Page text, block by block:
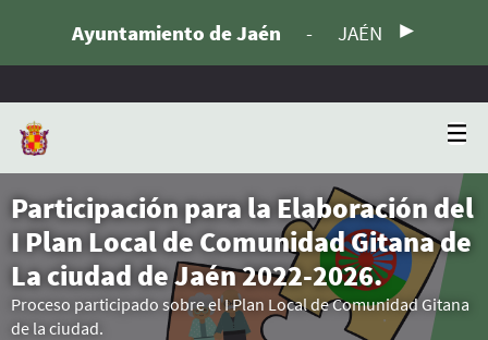
Ayuntamiento de Jaén - JAÉN
Participación para la Elaboración del
I Plan Local de Comunidad Gitana de
La ciudad de Jaén 2022-2026.
Proceso participado sobre el I Plan Local de Comunidad Gitana
de la ciudad.